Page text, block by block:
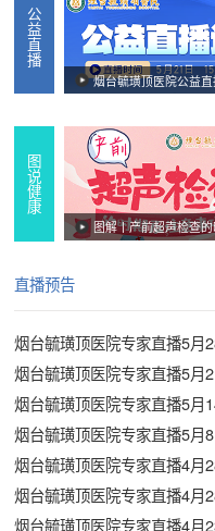
公益直播
烟台毓璜顶医院公益
图说健康
图解丨产前超声检查
直播预告
烟台毓璜顶医院专家直播5月
烟台毓璜顶医院专家直播4月
烟台毓璜顶医院专家直播4月